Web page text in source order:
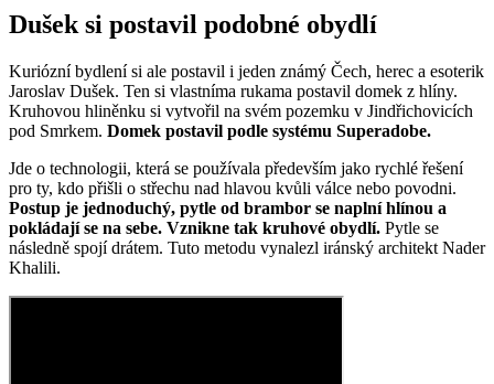
Dušek si postavil podobné obydlí
Kuriózní bydlení si ale postavil i jeden známý Čech, herec a esoterik
Jaroslav Dušek. Ten si vlastníma rukama postavil domek z hlíny.
Kruhovou hliněnku si vytvořil na svém pozemku v Jindřichovicích
pod Smrkem. Domek postavil podle systému Superadobe.
Jde o technologii, která se používala především jako rychlé řešení
pro ty, kdo přišli o střechu nad hlavou kvůli válce nebo povodni.
Postup je jednoduchý, pytle od brambor se naplní hlínou a
pokládají se na sebe. Vznikne tak kruhové obydlí. Pytle se
následně spojí drátem. Tuto metodu vynalezl iránský architekt Nader
Khalili.